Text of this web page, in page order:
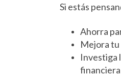
Si estás
Ahorra
Mejora tu
Investiga
financiera